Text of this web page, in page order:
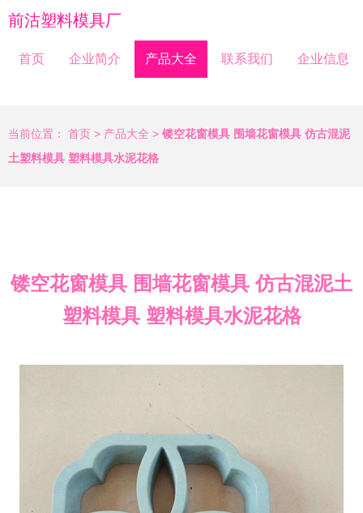
前沽塑料模具厂
首页 企业简介 产品大全 联系我们 企业信息
当前位置： 首页 > 产品大全 > 镂空花窗模具 围墙花窗模具 仿古混泥
土塑料模具 塑料模具水泥花格
镂空花窗模具 围墙花窗模具 仿古混泥土
塑料模具 塑料模具水泥花格